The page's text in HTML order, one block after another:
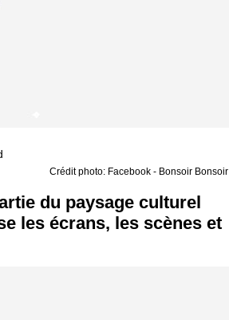
Crédit photo: Facebook - Bonsoir Bonsoir
du paysage culturel
les écrans, les scènes et